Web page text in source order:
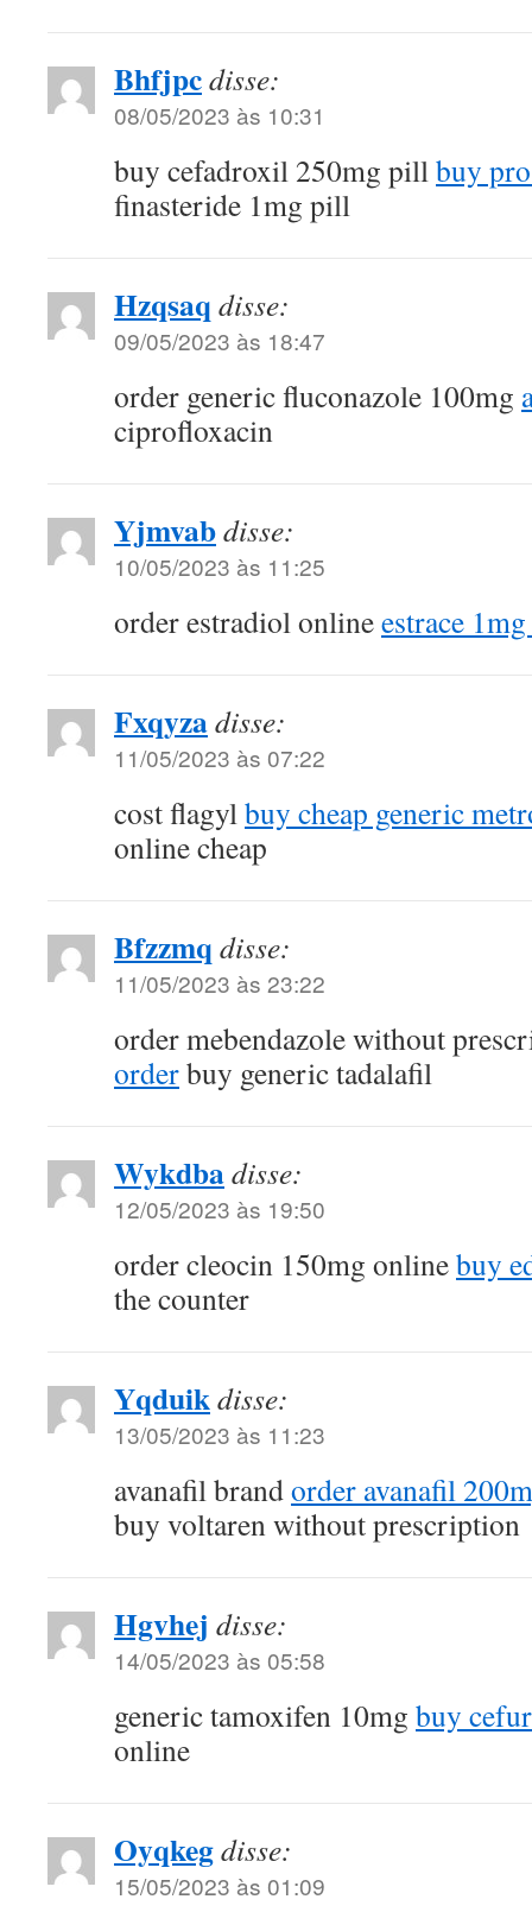
Bhfjpcdisse:
08/05/2023 às 10:31
buy cefadroxil 250mg pillbuy
finasteride 1mg pill
Hzqsaq disse:
09/05/2023 às 18:47
order generic fluconazole 100mg
ciprofloxacin
Yjmvabdisse:
10/05/2023 às 11:25
order estradiol onlineestrace
Fxqyzadisse:
11/05/2023 às 07:22
cost flagylbuy cheap generic
online cheap
Bfzzmq disse:
11/05/2023 às 23:22
order mebendazole without
orderbuy generic tadalafil
Wykdbadisse:
12/05/2023 às 19:50
order cleocin 150mg onlinebuy
the counter
Yqduikdisse:
13/05/2023 às 11:23
avanafil brandorder avanafil
buy voltaren without prescription
Hgvhej disse:
14/05/2023 às 05:58
generic tamoxifen 10mg buy
online
Oyqkegdisse:
15/05/2023 às 01:09